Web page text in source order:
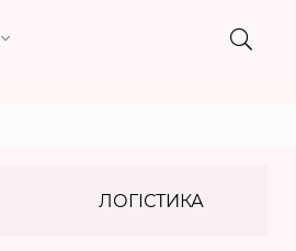
ЛОГІСТИКА